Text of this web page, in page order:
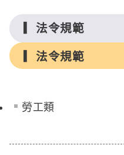
法令規範
法令規範
勞工類